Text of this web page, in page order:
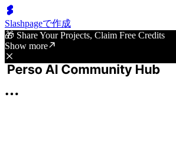
Slashpageで作成
🎁 Share Your Projects, Claim Free Credits
Show more